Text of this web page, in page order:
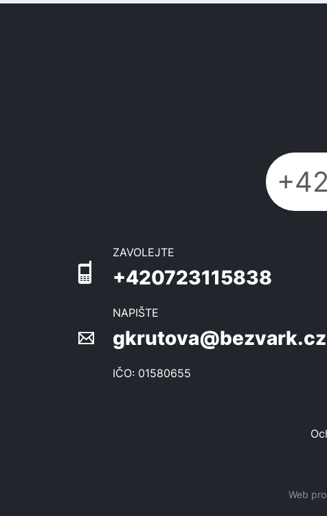
ZAVOLEJTE
+420723115838
NAPIŠTE
gkrutova@bezvark.cz
IČO: 01580655
Web